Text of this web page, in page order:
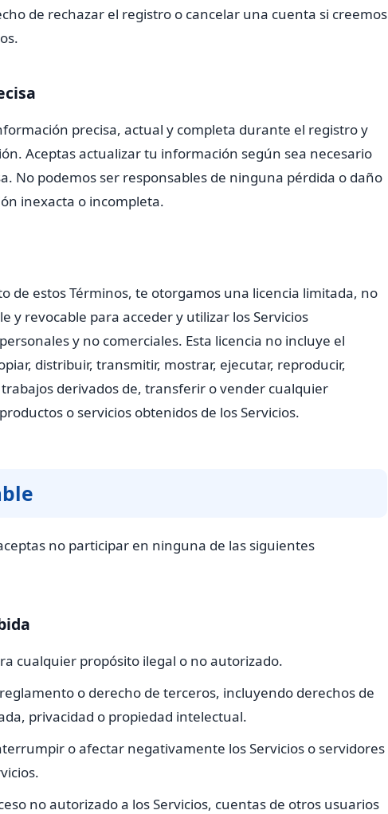
de rechazar el registro o cancelar una cuenta si creemos
precisa, actual y completa durante el registro y
Aceptas actualizar tu información según sea necesario
No podemos ser responsables de ninguna pérdida o daño
inexacta o incompleta.
de estos Términos, te otorgamos una licencia limitada, no
y revocable para acceder y utilizar los Servicios
y no comerciales. Esta licencia no incluye el
distribuir, transmitir, mostrar, ejecutar, reproducir,
trabajos derivados de, transferir o vender cualquier
o servicios obtenidos de los Servicios.
no participar en ninguna de las siguientes
cualquier propósito ilegal o no autorizado.
o derecho de terceros, incluyendo derechos de
privacidad o propiedad intelectual.
o afectar negativamente los Servicios o servidores
no autorizado a los Servicios, cuentas de otros usuarios